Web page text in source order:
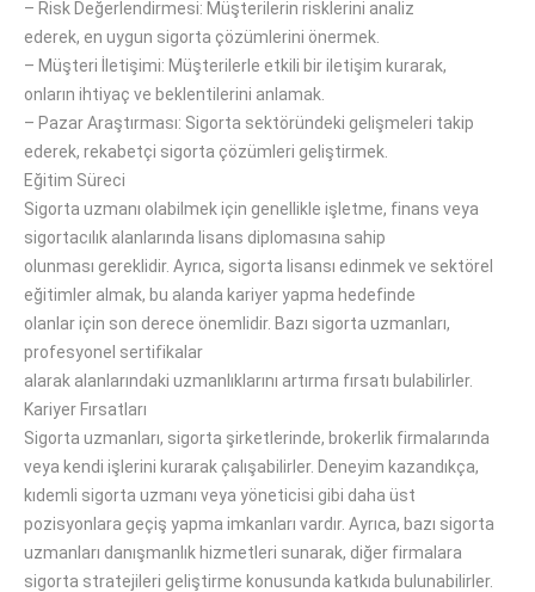
– Risk Değerlendirmesi: Müşterilerin risklerini analiz
ederek, en uygun sigorta çözümlerini önermek.
– Müşteri İletişimi: Müşterilerle etkili biriletişim kurarak,
onların ihtiyaç ve beklentilerini anlamak.
– Pazar Araştırması: Sigorta sektöründeki gelişmeleri takip
ederek, rekabetçi sigorta çözümleri geliştirmek.
Eğitim Süreci
Sigorta uzmanı olabilmek için genellikle işletme, finans veya
sigortacılık alanlarında lisans diplomasına sahip
olunması gereklidir. Ayrıca, sigorta lisansı edinmek ve sektörel
eğitimler almak, bu alanda kariyeryapma hedefinde
olanlariçin son derece önemlidir. Bazı sigorta uzmanları,
profesyonel sertifikalar
alarak alanlarındaki uzmanlıklarını artırma fırsatı bulabilirler.
Kariyer Fırsatları
Sigorta uzmanları, sigorta şirketlerinde, brokerlik firmalarında
veya kendi işlerini kurarak çalışabilirler. Deneyim kazandıkça,
kıdemli sigorta uzmanı veya yöneticisi gibi daha üst
pozisyonlara geçiş yapma imkanları vardır. Ayrıca, bazı sigorta
uzmanları danışmanlık hizmetleri sunarak, diğer firmalara
sigorta stratejileri geliştirme konusunda katkıda bulunabilirler.